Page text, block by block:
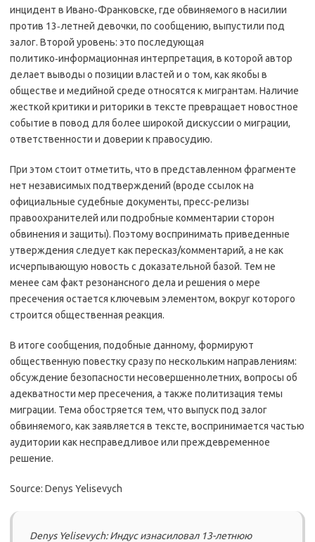
инцидент в Ивано‑Франковске, где обвиняемого в насилии
против 13‑летней девочки, по сообщению, выпустили под
залог. Второй уровень: это последующая
политико‑информационная интерпретация, в которой автор
делает выводы о позиции властей и о том, как якобы в
обществе и медийной среде относятся к мигрантам. Наличие
жесткой критики и риторики в тексте превращает новостное
событие в повод для более широкой дискуссии о миграции,
ответственности и доверии к правосудию.
При этом стоит отметить, что в представленном фрагменте
нет независимых подтверждений (вроде ссылок на
официальные судебные документы, пресс‑релизы
правоохранителей или подробные комментарии сторон
обвинения и защиты). Поэтому воспринимать приведенные
утверждения следует как пересказ/комментарий, а не как
исчерпывающую новость с доказательной базой. Тем не
менее сам факт резонансного дела и решения о мере
пресечения остается ключевым элементом, вокруг которого
строится общественная реакция.
В итоге сообщения, подобные данному, формируют
общественную повестку сразу по нескольким направлениям:
обсуждение безопасности несовершеннолетних, вопросы об
адекватности мер пресечения, а также политизация темы
миграции. Тема обостряется тем, что выпуск под залог
обвиняемого, как заявляется в тексте, воспринимается частью
аудитории как несправедливое или преждевременное
решение.
Source: Denys Yelisevych
Denys Yelisevych: Индус изнасиловал 13-летнюю